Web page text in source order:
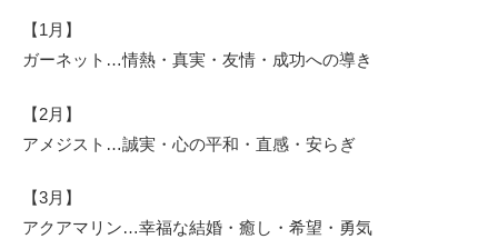
【1月】
ガーネット…情熱・真実・友情・成功への導き
【2月】
アメジスト…誠実・心の平和・直感・安らぎ
【3月】
アクアマリン…幸福な結婚・癒し・希望・勇気